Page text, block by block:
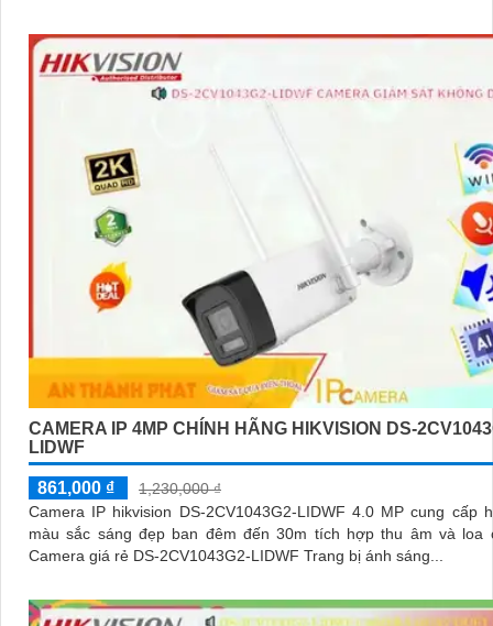
CAMERA IP 4MP CHÍNH HÃNG HIKVISION DS-
LIDWF
861,000 ₫
1,230,000 ₫
Camera IP hikvision DS-2CV1043G2-LIDWF 4.0 MP cung cấp
màu sắc sáng đẹp ban đêm đến 30m tích hợp thu âm và loa
Camera giá rẻ DS-2CV1043G2-LIDWF Trang bị ánh sáng...